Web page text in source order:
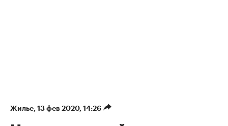
Жилье⁠, 13 фев 2020, 14:26